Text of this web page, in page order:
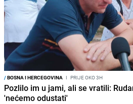
/BOSNA I HERCEGOVINA I PRIJE OKO 3H
Pozlilo im u jami, ali se vratili:
'nećemo odustati'